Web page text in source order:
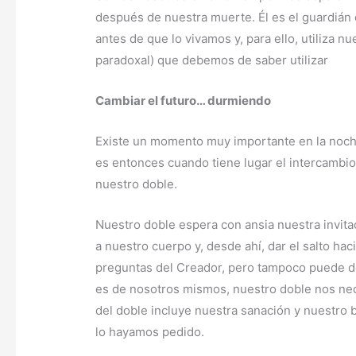
después de nuestra muerte. Él es el
antes de que lo vivamos y, para ello, utiliza
paradoxal) que debemos de saber utilizar
Cambiar el futuro… durmiendo
Existe un momento muy importante en la
es entonces cuando tiene lugar el
nuestro doble.
Nuestro doble espera con ansia nuestra
a nuestro cuerpo y, desde ahí, dar el salto
preguntas del Creador, pero tampoco puede
es de nosotros mismos, nuestro doble nos
del doble incluye nuestra sanación y nuestro
lo hayamos pedido.